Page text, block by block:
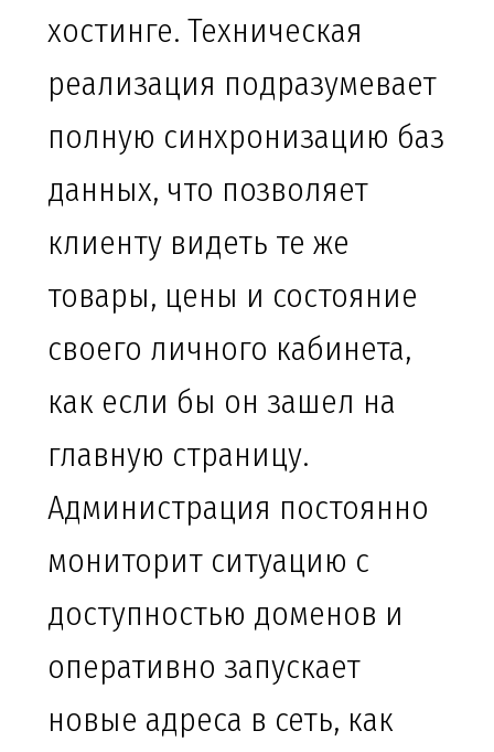
хостинге. Техническая
реализация подразумевает
полную синхронизацию баз
данных, что позволяет
клиенту видеть те же
товары, цены и состояние
своего личного кабинета,
как если бы он зашел на
главную страницу.
Администрация постоянно
мониторит ситуацию с
доступностью доменов и
оперативно запускает
новые адреса в сеть, как